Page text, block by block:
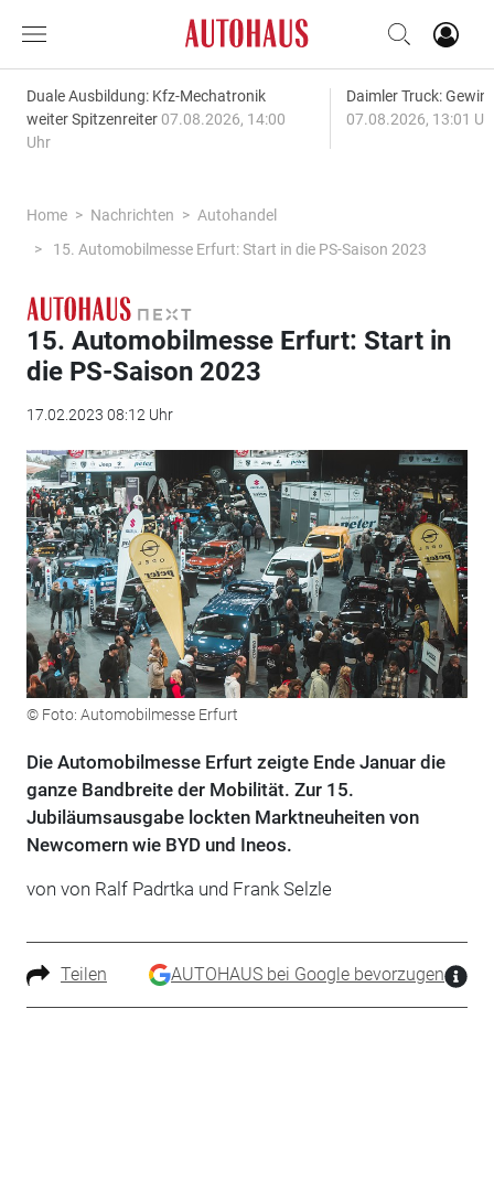
Duale Ausbildung: Kfz-Mechatronik
weiter Spitzenreiter 07.08.2026, 14:00
Uhr
Daimler Truck:
07.08.2026, 13:01
Home Nachrichten
Autohandel
15. Automobilmesse Erfurt: Start in die PS-Saison 2023
15. Automobilmesse Erfurt: Start in
die PS-Saison 2023
17.02.2023 08:12 Uhr
© Foto: Automobilmesse Erfurt
Die Automobilmesse Erfurt zeigte Ende Januar die
ganze Bandbreite der Mobilität. Zur 15.
Jubiläumsausgabe lockten Marktneuheiten von
Newcomern wie BYD und Ineos.
von von Ralf Padrtka und Frank Selzle
Teilen AUTOHAUS bei Google bevorzugen